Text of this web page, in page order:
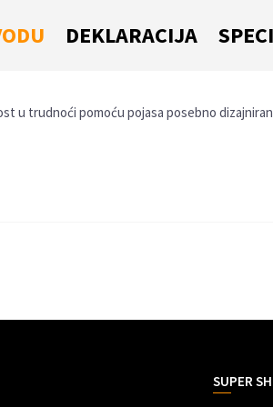
DEKLARACIJA
u trudnoći pomoću pojasa posebno
SUPER